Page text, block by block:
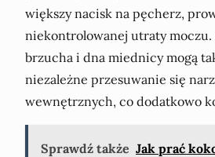
większy nacisk na pęcherz,
niekontrolowanej utraty moczu.
brzucha i dna miednicy mogą
niezależne przesuwanie się
wewnętrznych, co dodatkowo
Sprawdź także Jak prać